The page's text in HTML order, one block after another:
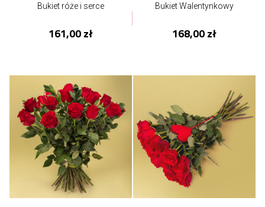
Bukiet róże i serce
161,00 zł
Bukiet Walentynkowy
168,00 zł